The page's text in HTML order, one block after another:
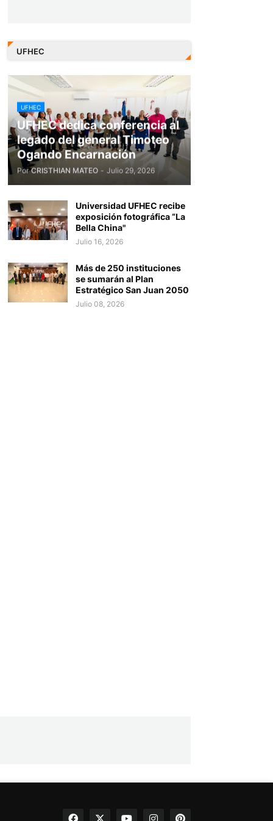
UFHEC
UFHEC
UFHEC dedica conferencia al
legado del general Timoteo
Ogando Encarnación
Por CRISTHIAN MATEO - Julio 29, 2026
Universidad UFHEC recibe
exposición fotográfica “La
Bella China"
Julio 16, 2026
Más de 250 instituciones
se sumarán al Plan
Estratégico San Juan 2050
Julio 08, 2026